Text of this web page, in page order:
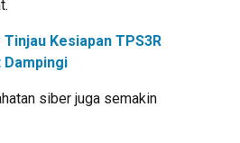
Kesiapan TPS3R
siber juga semakin